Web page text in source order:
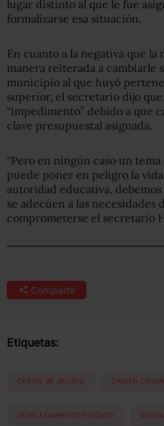
lugar distinto al que le fue
formalizarse esa situación.
En cuanto a la negativa que la
manera reiterada a cambiarle
municipio al que huyó
superior, el secretario dijo
“impedimento” debido a que
clave presupuestal asignada.
“Pero en ningún caso un
puede poner en peligro la
autoridad educativa,
se adecúen a las necesidades
comprometerse el secretario
Compartir
Etiquetas:
CARTEL DE JALISCO CRIMEN
DESPLAZAMIENTO FORZADO